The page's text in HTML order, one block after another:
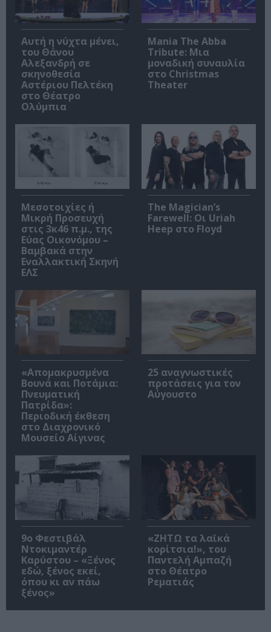
Αυτή η νύχτα μένει,
του Θάνου
Αλεξανδρή σε
σκηνοθεσία
Αστέριου Πελτέκη
στο Θέατρο
Ολύμπια
Mania The Abba
Tribute: Μια
μοναδική συναυλία
στο Christmas
Theater
Μεσοτοιχίες ή
Μικρή Προσευχή
στις 3κ46 π.μ., της
Εύας Οικονόμου –
Βαμβακά στην
Εναλλακτική Σκηνή
ΕΛΣ
The Magician’s
Farewell: Οι Uriah
Heep στο Floyd
«Απομακρυσμένα
Βουνά και Ποτάμια:
Πνευματική
Πατρίδα»:
Περιοδική έκθεση
στο Διαχρονικό
Μουσείο Αίγινας
25 αναγνωστικές
προτάσεις για τον
Αύγουστο
9ο Φεστιβάλ
Ντοκιμαντέρ
Καρύστου – «Ξένος
εδώ, ξένος εκεί,
όπου κι αν πάω
ξένος»
«ΖΗΤΩ τα λαϊκά
κορίτσια!», του
Παντελή Αμπαζή
στο Θέατρο
Ρεματιάς